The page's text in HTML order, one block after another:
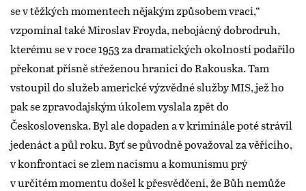
se v těžkých momentech nějakým způsobem vrací,“
vzpomínal také Miroslav Froyda, nebojácný dobrodruh,
kterému se v roce 1953 za dramatických okolností podařilo
překonat přísně střeženou hranici do Rakouska. Tam
vstoupil do služeb americké výzvědné služby MIS, jež ho
pak se zpravodajským úkolem vyslala zpět do
Československa. Byl ale dopaden a v kriminále poté strávil
jedenáct a půl roku. Byť se původně považoval za věřícího,
v konfrontaci se zlem nacismu a komunismu prý
v určitém momentu došel k přesvědčení, že Bůh nemůže